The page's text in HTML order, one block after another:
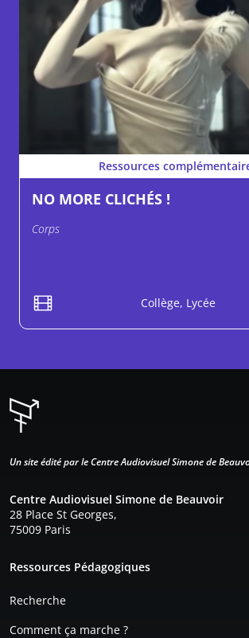
Ressources
NO MORE CLICHÉS !
Corps
Collège, Lycée
Un site édité par le Centre Audiovisuel Simone de
Centre Audiovisuel Simone de Beauvoir
28 Place St Georges,
75009 Paris
Ressources Pédagogiques
Recherche
Comment ça marche ?